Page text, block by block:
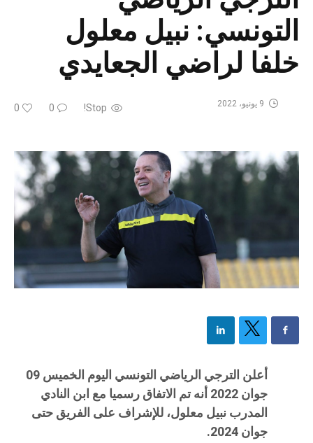
التونسي: نبيل معلول
خلفا لراضي الجعايدي
Stop!
0
0 9 يونيو، 2022
أعلن الترجي الرياضي التونسي اليوم الخميس 09
جوان 2022 أنه تم الاتفاق رسميا مع ابن النادي
المدرب نبيل معلول، للإشراف على الفريق حتى
جوان 2024.